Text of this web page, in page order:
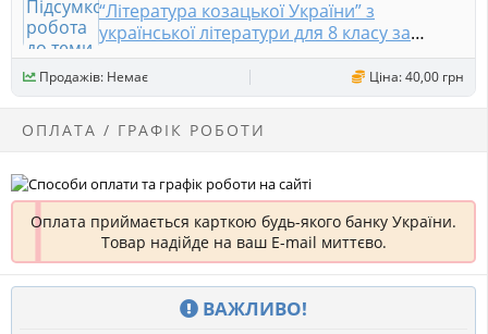
“Література козацької України” з
української літератури для 8 класу за
підручником О.Авраменка та модельною
навчально
Продажів: Немає Ціна: 40,00 грн
ОПЛАТА / ГРАФІК РОБОТИ
Оплата приймається карткою будь-якого банку України.
Товар надійде на ваш E-mail миттєво.
ВАЖЛИВО!